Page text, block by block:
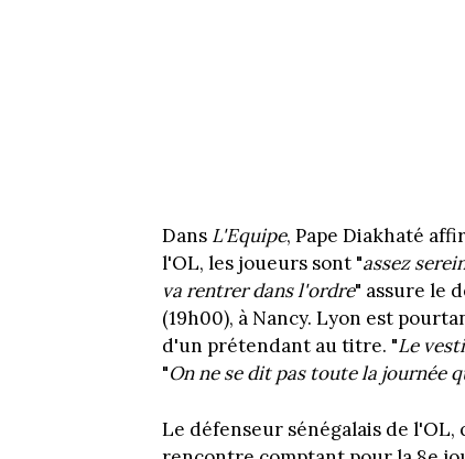
Dans L'Equipe, Pape Diakhaté
l'OL, les joueurs sont "assez
va rentrer dans l'ordre" assure le
(19h00), à Nancy. Lyon est
d'un prétendant au titre. "Le
"On ne se dit pas toute la journée
Le défenseur sénégalais de